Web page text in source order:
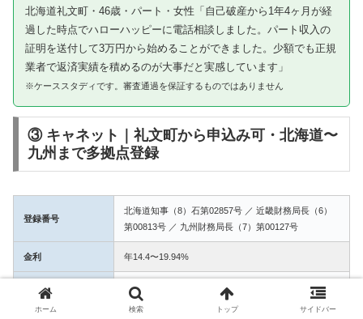
北海道礼文町・46歳・パート・女性「自己破産から1年4ヶ月が経
過した時点でハローハッピーに電話相談しました。パート収入の
証明を送付して3万円から始めることができました。少額でも正規
業者で返済実績を積めるのが大事だと実感しています」
※ケーススタディです。審査通過を保証するものではありません
③ キャネット｜礼文町から申込み可・北海道〜
九州まで多拠点登録
登録番号
北海道知事（8）石第02857号 ／ 近畿財務局長（6）
第00813号 ／ 九州財務局長（7）第00127号
金利 年14.4〜19.94%
融資額 1万〜50万円
ホーム 検索 トップ サイドバー